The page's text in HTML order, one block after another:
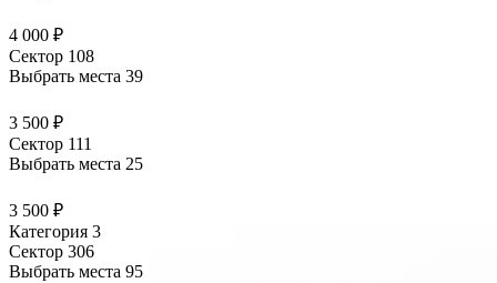
4 000 ₽
Сектор 108
Выбрать места 39
3 500 ₽
Сектор 111
Выбрать места 25
3 500 ₽
Категория 3
Сектор 306
Выбрать места 95